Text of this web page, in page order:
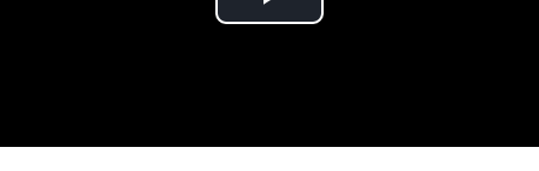
Play Video